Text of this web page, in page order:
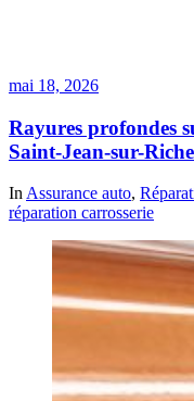
mai 18, 2026
Rayures profondes
Saint-Jean-sur-
In Assurance auto,
réparation carrosserie